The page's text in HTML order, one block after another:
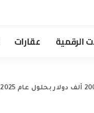
الرقمية عقارات